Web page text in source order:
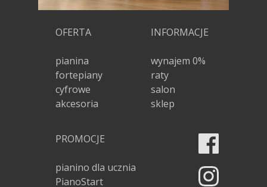
INFORMACJE
wynajem 0%
raty
salon
sklep
PROMOCJE
pianino dla ucznia
PianoStart
OFERTA
pianina
fortepiany
cyfrowe
akcesoria